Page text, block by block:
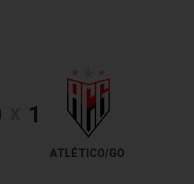
1
ATLÉTICO/GO